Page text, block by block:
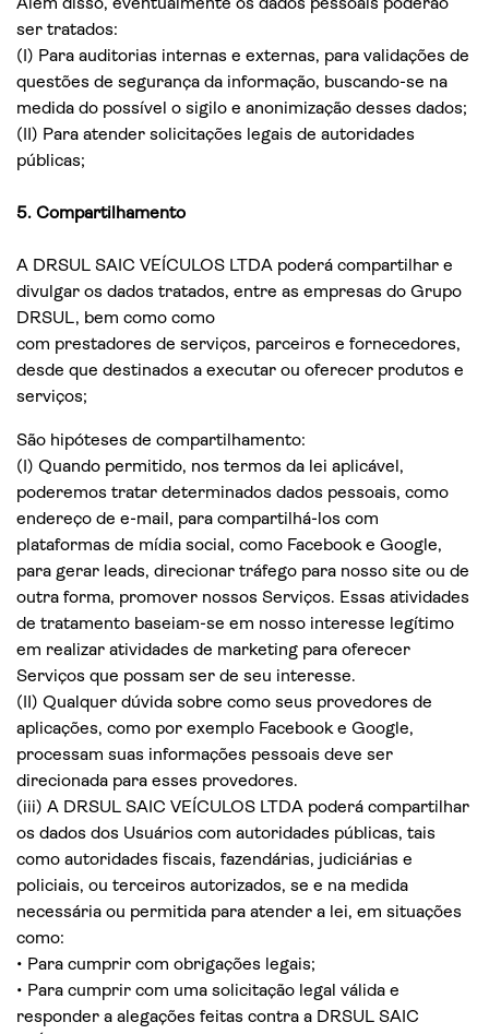
Além disso, eventualmente os dados pessoais poderão
ser tratados:
(I) Para auditorias internas e externas, para validações de
questões de segurança da informação, buscando-se na
medida do possível o sigilo e anonimização desses dados;
(II) Para atender solicitações legais de autoridades
públicas;
5. Compartilhamento
A DRSUL SAIC VEÍCULOS LTDA poderá compartilhar e
divulgar os dados tratados, entre as empresas do Grupo
DRSUL, bem como como
com prestadores de serviços, parceiros e fornecedores,
desde que destinados a executar ou oferecer produtos e
serviços;
São hipóteses de compartilhamento:
(I) Quando permitido, nos termos da lei aplicável,
poderemos tratar determinados dados pessoais, como
endereço de e-mail, para compartilhá-los com
plataformas de mídia social, como Facebook e Google,
para gerar leads, direcionar tráfego para nosso site ou de
outra forma, promover nossos Serviços. Essas atividades
de tratamento baseiam-se em nosso interesse legítimo
em realizar atividades de marketing para oferecer
Serviços que possam ser de seu interesse.
(II) Qualquer dúvida sobre como seus provedores de
aplicações, como por exemplo Facebook e Google,
processam suas informações pessoais deve ser
direcionada para esses provedores.
(iii) A DRSUL SAIC VEÍCULOS LTDA poderá compartilhar
os dados dos Usuários com autoridades públicas, tais
como autoridades fiscais, fazendárias, judiciárias e
policiais, ou terceiros autorizados, se e na medida
necessária ou permitida para atender a lei, em situações
como:
• Para cumprir com obrigações legais;
• Para cumprir com uma solicitação legal válida e
responder a alegações feitas contra a DRSUL SAIC